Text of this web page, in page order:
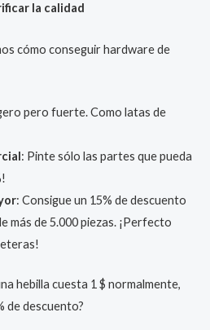
la calidad
cómo conseguir hardware de
pero fuerte. Como latas de
: Pinte sólo las partes que pueda
: Consigue un 15% de descuento
más de 5.000 piezas. ¡Perfecto
hebilla cuesta 1 $ normalmente,
de descuento?